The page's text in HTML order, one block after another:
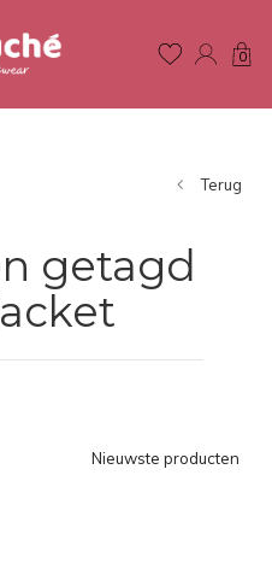
0
Terug
getagd
Nieuwste producten